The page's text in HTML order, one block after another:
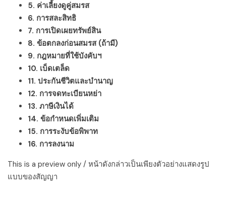
5. ค่าเลี้ยงดูคู่สมรส
6. การสละสิทธิ
7. การเปิดเผยทรัพย์สิน
8. ข้อตกลงก่อนสมรส (ถ้ามี)
9. กฎหมายที่ใช้บังคับฯ
10. เบ็ดเตล็ด
11. ประกันชีวิตและบำนาญ
12. การจดทะเบียนหย่า
13. ภาษีเงินได้
14. ข้อกำหนดเพิ่มเติม
15. การระงับข้อพิพาท
16. การลงนาม
This is a preview only / หน้าดังกล่าวเป็นเพียงตัวอย่างแสดงรูป
แบบของสัญญา